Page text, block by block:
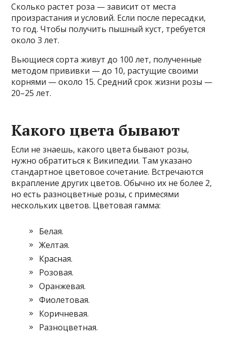
Сколько растет роза — зависит от места
произрастания и условий. Если после пересадки,
то год. Чтобы получить пышный куст, требуется
около 3 лет.
Вьющиеся сорта живут до 100 лет, полученные
методом прививки — до 10, растущие своими
корнями — около 15. Средний срок жизни розы —
20–25 лет.
Какого цвета бывают
Если не знаешь, какого цвета бывают розы,
нужно обратиться к Википедии. Там указано
стандартное цветовое сочетание. Встречаются
вкрапление других цветов. Обычно их не более 2,
но есть разноцветные розы, с примесями
нескольких цветов. Цветовая гамма:
Белая.
Желтая.
Красная.
Розовая.
Оранжевая.
Фиолетовая.
Коричневая.
Разноцветная.